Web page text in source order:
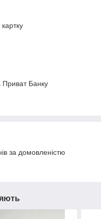
Приват Банку
за домовленістю